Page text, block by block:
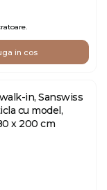
in cos
in, Sanswiss
cu model,
x 200 cm